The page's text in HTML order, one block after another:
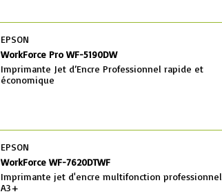
EPSON
WorkForce Pro WF-5190DW
Imprimante Jet d’Encre Professionnel rapide et
économique
EPSON
WorkForce WF-7620DTWF
Imprimante jet d'encre multifonction professionnel
A3+